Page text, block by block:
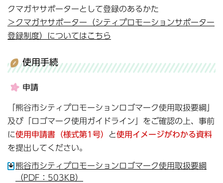
クマガヤサポーターとして登録のあるかた
＞クマガヤサポーター（シティプロモーションサポーター
登録制度）についてはこちら
使用手続
申請
「熊谷市シティプロモーションロゴマーク使用取扱要綱」
及び「ロゴマーク使用ガイドライン」をご確認の上、事前
に使用申請書（様式第1号） と使用イメージがわかる資料
を提出してください。
熊谷市シティプロモーションロゴマーク使用取扱要綱
（PDF：503KB）